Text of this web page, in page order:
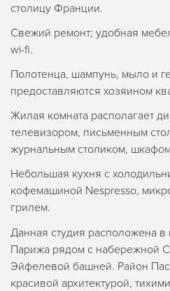
столицу Франции.
Свежий ремонт; удобная
wi-fi.
Полотенца, шампунь, мыло и
предоставляются хозяином
Жилая комната располагает
телевизором, письменным
журнальным столиком,
Небольшая кухня с
кофемашиной Nespresso,
грилем.
Данная студия расположена в
Парижа рядом с набережной
Эйфелевой башней. Район
красивой архитектурой,